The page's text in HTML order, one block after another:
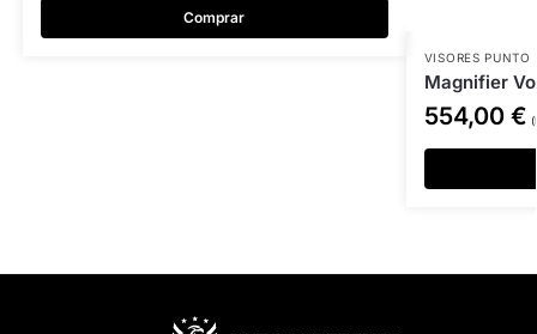
Comprar
VISORES PUNTO
Magnifier
554,00 €